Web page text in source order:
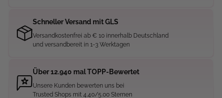
Schneller Versand mit GLS
Versandkostenfrei ab € 10 innerhalb Deutschland
und versandbereit in 1-3 Werktagen
Über 12.940 mal TOPP-Bewertet
Unsere Kunden bewerten uns bei
Trusted Shops mit 4.40/5.00 Sternen